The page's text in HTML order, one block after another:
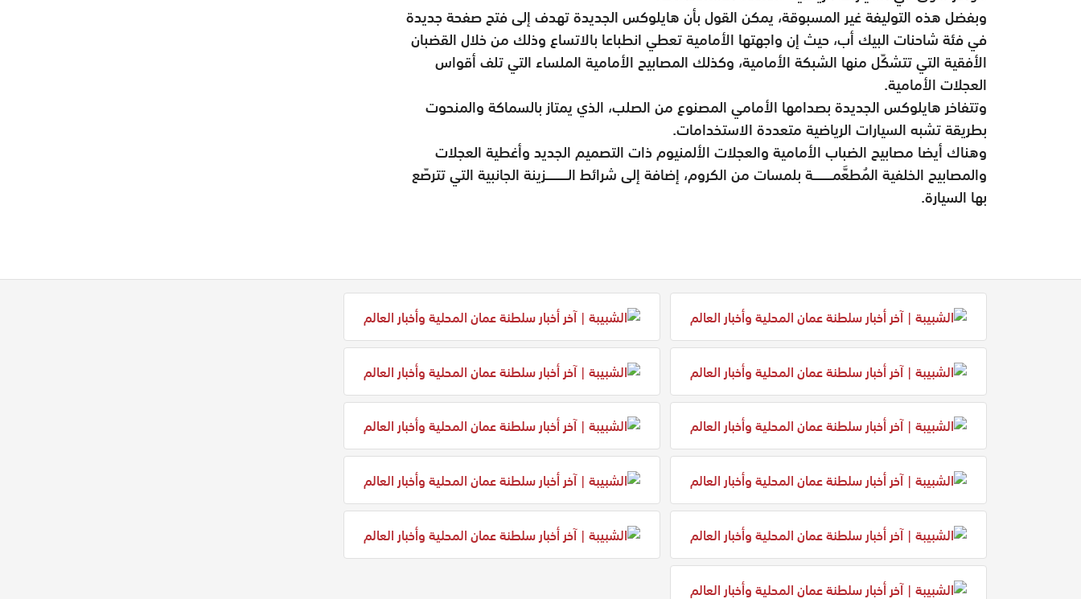
وبفضل هذه التوليفة غير المسبوقة، يمكن القول بأن هايلوكس الجديدة تهدف إلى فتح صفحة جديدة
في فئة شاحنات البيك أب، حيث إن واجهتها الأمامية تعطي انطباعا بالاتساع وذلك من خلال القضبان
الأفقية التي تتشكّل منها الشبكة الأمامية، وكذلك المصابيح الأمامية الملساء التي تلف أقواس
العجلات الأمامية.
وتتفاخر هايلوكس الجديدة بصدامها الأمامي المصنوع من الصلب، الذي يمتاز بالسماكة والمنحوت
بطريقة تشبه السيارات الرياضية متعددة الاستخدامات.
وهناك أيضا مصابيح الضباب الأمامية والعجلات الألمنيوم ذات التصميم الجديد وأغطية العجلات
والمصابيح الخلفية المُطعَّمــــــــة بلمسات من الكروم، إضافة إلى شرائط الـــــــــزينة الجانبية التي تترصّع
بها السيارة.